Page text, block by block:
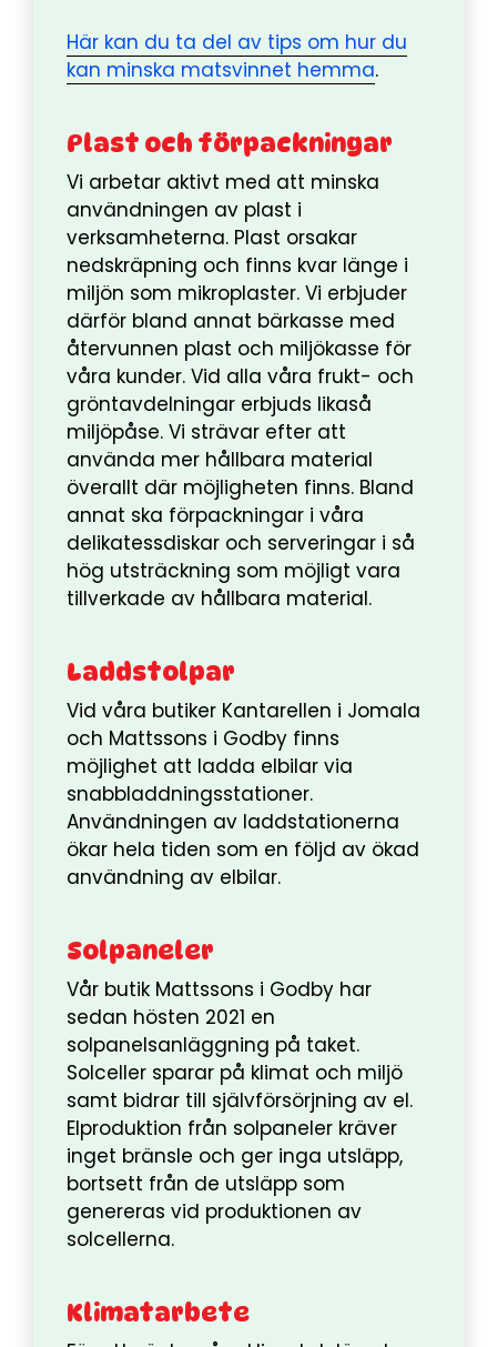
Här kan du ta del av tips om hur du
kan minska matsvinnet hemma.
Plast och förpackningar
Vi arbetar aktivt med att minska
användningen av plast i
verksamheterna. Plast orsakar
nedskräpning och finns kvar länge i
miljön som mikroplaster. Vi erbjuder
därför bland annat bärkasse med
återvunnen plast och miljökasse för
våra kunder. Vid alla våra frukt- och
gröntavdelningar erbjuds likaså
miljöpåse. Vi strävar efter att
använda mer hållbara material
överallt där möjligheten finns. Bland
annat ska förpackningar i våra
delikatessdiskar och serveringar i så
hög utsträckning som möjligt vara
tillverkade av hållbara material.
Laddstolpar
Vid våra butiker Kantarellen i Jomala
och Mattssons i Godby finns
möjlighet att ladda elbilar via
snabbladdningsstationer.
Användningen av laddstationerna
ökar hela tiden som en följd av ökad
användning av elbilar.
Solpaneler
Vår butik Mattssons i Godby har
sedan hösten 2021 en
solpanelsanläggning på taket.
Solceller sparar på klimat och miljö
samt bidrar till självförsörjning av el.
Elproduktion från solpaneler kräver
inget bränsle och ger inga utsläpp,
bortsett från de utsläpp som
genereras vid produktionen av
solcellerna.
Klimatarbete